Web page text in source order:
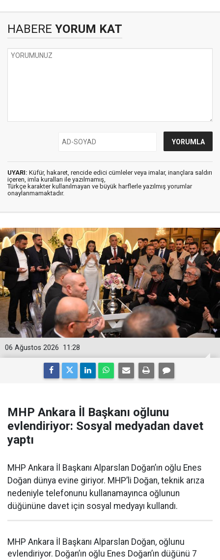
HABERE YORUM KAT
UYARI: Küfür, hakaret, rencide edici cümleler veya imalar, inançlara saldırı
içeren, imla kuralları ile yazılmamış,
Türkçe karakter kullanılmayan ve büyük harflerle yazılmış yorumlar
onaylanmamaktadır.
11:28
06 Ağustos 2026
MHP Ankara İl Başkanı oğlunu
evlendiriyor: Sosyal medyadan davet
yaptı
MHP Ankara İl Başkanı Alparslan Doğan’ın oğlu Enes
Doğan dünya evine giriyor. MHP’li Doğan, teknik arıza
nedeniyle telefonunu kullanamayınca oğlunun
düğününe davet için sosyal medyayı kullandı.
MHP Ankara İl Başkanı Alparslan Doğan, oğlunu
evlendiriyor. Doğan’ın oğlu Enes Doğan’ın düğünü 7